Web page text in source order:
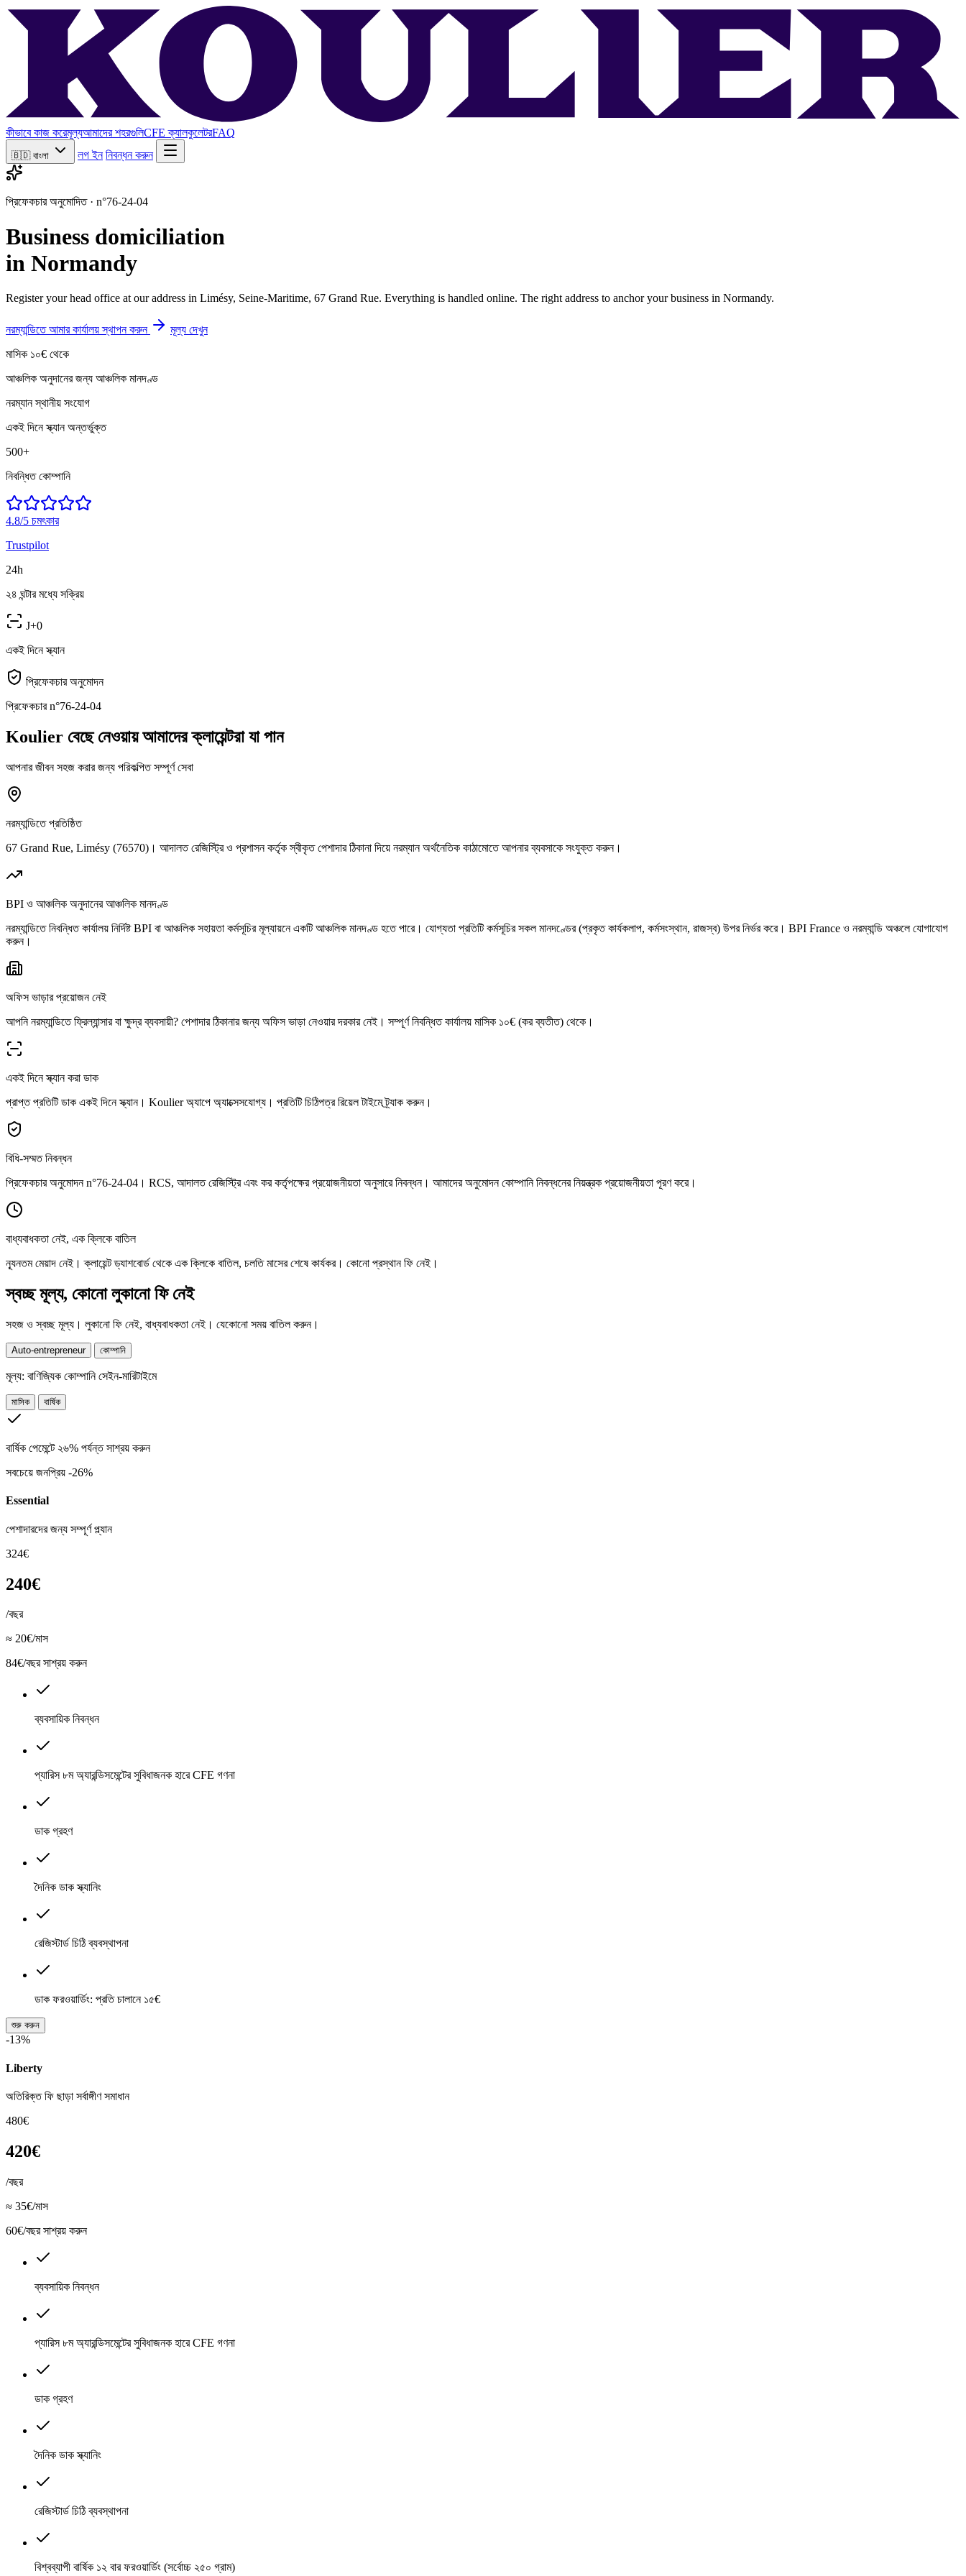
কীভাবে কাজ করেমূল্যআমাদের শহরগুলিCFE ক্যালকুলেটরFAQ
🇧🇩 বাংলা লগ ইন নিবন্ধন করুন
প্রিফেকচার অনুমোদিত · n°76-24-04
Business domiciliation
in Normandy
Register your head office at our address in Limésy, Seine-Maritime, 67 Grand Rue. Everything is handled online. The right address to anchor your business in Normandy.
নরম্যান্ডিতে আমার কার্যালয় স্থাপন করুন
মূল্য দেখুন
মাসিক ১০€ থেকে
আঞ্চলিক অনুদানের জন্য আঞ্চলিক মানদণ্ড
নরম্যান স্থানীয় সংযোগ
একই দিনে স্ক্যান অন্তর্ভুক্ত
500+
নিবন্ধিত কোম্পানি
4.8/5 চমৎকার
Trustpilot
24h
২৪ ঘন্টার মধ্যে সক্রিয়
J+0
একই দিনে স্ক্যান
প্রিফেকচার অনুমোদন
প্রিফেকচার n°76-24-04
Koulier বেছে নেওয়ায় আমাদের ক্লায়েন্টরা যা পান
আপনার জীবন সহজ করার জন্য পরিকল্পিত সম্পূর্ণ সেবা
নরম্যান্ডিতে প্রতিষ্ঠিত
67 Grand Rue, Limésy (76570)। আদালত রেজিস্ট্রি ও প্রশাসন কর্তৃক স্বীকৃত পেশাদার ঠিকানা দিয়ে নরম্যান অর্থনৈতিক কাঠামোতে আপনার ব্যবসাকে সংযুক্ত করুন।
BPI ও আঞ্চলিক অনুদানের আঞ্চলিক মানদণ্ড
নরম্যান্ডিতে নিবন্ধিত কার্যালয় নির্দিষ্ট BPI বা আঞ্চলিক সহায়তা কর্মসূচির মূল্যায়নে একটি আঞ্চলিক মানদণ্ড হতে পারে। যোগ্যতা প্রতিটি কর্মসূচির সকল মানদণ্ডের (প্রকৃত কার্যকলাপ, কর্মসংস্থান, রাজস্ব) উপর নির্ভর করে। BPI France ও নরম্যান্ডি অঞ্চলে যোগাযোগ
করুন।
অফিস ভাড়ার প্রয়োজন নেই
আপনি নরম্যান্ডিতে ফ্রিল্যান্সার বা ক্ষুদ্র ব্যবসায়ী? পেশাদার ঠিকানার জন্য অফিস ভাড়া নেওয়ার দরকার নেই। সম্পূর্ণ নিবন্ধিত কার্যালয় মাসিক ১০€ (কর ব্যতীত) থেকে।
একই দিনে স্ক্যান করা ডাক
প্রাপ্ত প্রতিটি ডাক একই দিনে স্ক্যান। Koulier অ্যাপে অ্যাক্সেসযোগ্য। প্রতিটি চিঠিপত্র রিয়েল টাইমে ট্র্যাক করুন।
বিধি-সম্মত নিবন্ধন
প্রিফেকচার অনুমোদন n°76-24-04। RCS, আদালত রেজিস্ট্রি এবং কর কর্তৃপক্ষের প্রয়োজনীয়তা অনুসারে নিবন্ধন। আমাদের অনুমোদন কোম্পানি নিবন্ধনের নিয়ন্ত্রক প্রয়োজনীয়তা পূরণ করে।
বাধ্যবাধকতা নেই, এক ক্লিকে বাতিল
ন্যূনতম মেয়াদ নেই। ক্লায়েন্ট ড্যাশবোর্ড থেকে এক ক্লিকে বাতিল, চলতি মাসের শেষে কার্যকর। কোনো প্রস্থান ফি নেই।
স্বচ্ছ মূল্য, কোনো লুকানো ফি নেই
সহজ ও স্বচ্ছ মূল্য। লুকানো ফি নেই, বাধ্যবাধকতা নেই। যেকোনো সময় বাতিল করুন।
Auto-entrepreneur কোম্পানি
মূল্য: বাণিজ্যিক কোম্পানি সেইন-মারিটাইমে
মাসিক বার্ষিক
বার্ষিক পেমেন্টে ২৬% পর্যন্ত সাশ্রয় করুন
সবচেয়ে জনপ্রিয় -26%
Essential
পেশাদারদের জন্য সম্পূর্ণ প্ল্যান
324€
240€
/বছর
≈ 20€/মাস
84€/বছর সাশ্রয় করুন
ব্যবসায়িক নিবন্ধন
প্যারিস ৮ম অ্যারন্ডিসমেন্টের সুবিধাজনক হারে CFE গণনা
ডাক গ্রহণ
দৈনিক ডাক স্ক্যানিং
রেজিস্টার্ড চিঠি ব্যবস্থাপনা
ডাক ফরওয়ার্ডিং: প্রতি চালানে ১৫€
শুরু করুন
-13%
Liberty
অতিরিক্ত ফি ছাড়া সর্বাঙ্গীণ সমাধান
480€
420€
/বছর
≈ 35€/মাস
60€/বছর সাশ্রয় করুন
ব্যবসায়িক নিবন্ধন
প্যারিস ৮ম অ্যারন্ডিসমেন্টের সুবিধাজনক হারে CFE গণনা
ডাক গ্রহণ
দৈনিক ডাক স্ক্যানিং
রেজিস্টার্ড চিঠি ব্যবস্থাপনা
বিশ্বব্যাপী বার্ষিক ১২ বার ফরওয়ার্ডিং (সর্বোচ্চ ২৫০ গ্রাম)